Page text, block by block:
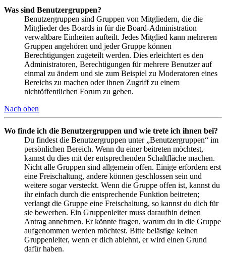
Was sind Benutzergruppen?
Benutzergruppen sind Gruppen von Mitgliedern, die die
Mitglieder des Boards in für die Board-Administration
verwaltbare Einheiten aufteilt. Jedes Mitglied kann mehreren
Gruppen angehören und jeder Gruppe können
Berechtigungen zugeteilt werden. Dies erleichtert es den
Administratoren, Berechtigungen für mehrere Benutzer auf
einmal zu ändern und sie zum Beispiel zu Moderatoren eines
Bereichs zu machen oder ihnen Zugriff zu einem
nichtöffentlichen Forum zu geben.
Nach oben
Wo finde ich die Benutzergruppen und wie trete ich ihnen bei?
Du findest die Benutzergruppen unter „Benutzergruppen“ im
persönlichen Bereich. Wenn du einer beitreten möchtest,
kannst du dies mit der entsprechenden Schaltfläche machen.
Nicht alle Gruppen sind allgemein offen. Einige erfordern erst
eine Freischaltung, andere können geschlossen sein und
weitere sogar versteckt. Wenn die Gruppe offen ist, kannst du
ihr einfach durch die entsprechende Funktion beitreten;
verlangt die Gruppe eine Freischaltung, so kannst du dich für
sie bewerben. Ein Gruppenleiter muss daraufhin deinen
Antrag annehmen. Er könnte fragen, warum du in die Gruppe
aufgenommen werden möchtest. Bitte belästige keinen
Gruppenleiter, wenn er dich ablehnt, er wird einen Grund
dafür haben.